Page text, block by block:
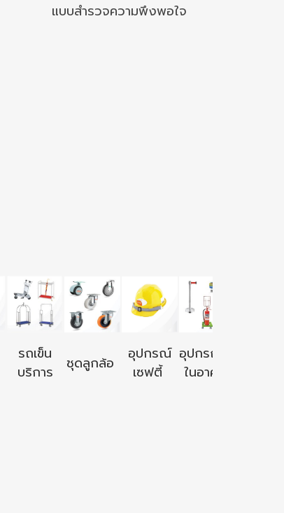
แบบสำรวจความพึงพอใจ
รถเข็น
บริการ
ชุดลูกล้อ
อุปกรณ์
เซฟตี้
อุปกรณ์ใช้
ในอาคาร